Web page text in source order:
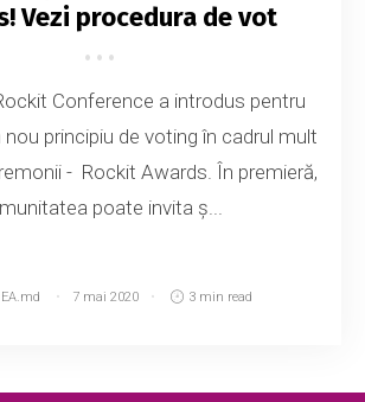
Vezi procedura de vot
Conference a introdus pentru
principiu de voting în cadrul mult
- Rockit Awards. În premieră,
poate invita ș...
EA.md 7 mai 2020 3 min read